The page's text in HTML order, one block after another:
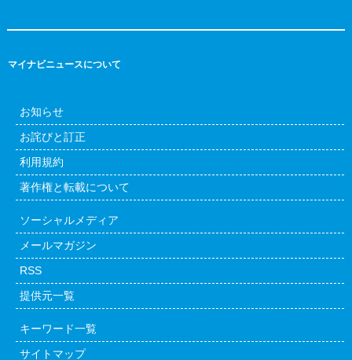
マイナビニュースについて
お知らせ
お詫びと訂正
利用規約
著作権と転載について
ソーシャルメディア
メールマガジン
RSS
提供元一覧
キーワード一覧
サイトマップ